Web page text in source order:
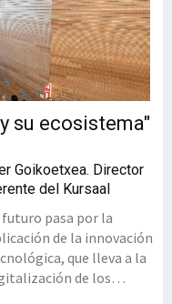
su ecosistema"
Goikoetxea. Director
del Kursaal
futuro pasa por la
de la innovación
que lleva a la
de los